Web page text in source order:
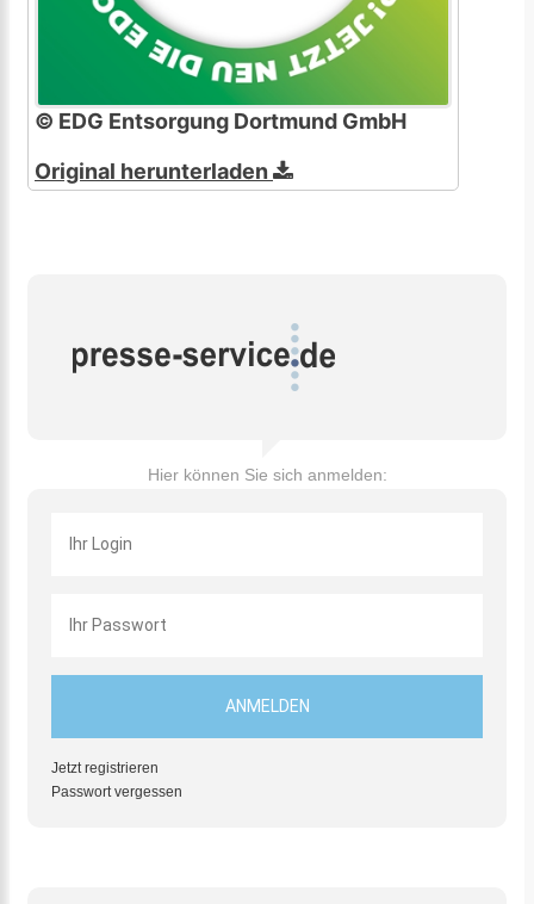
© EDG Entsorgung Dortmund GmbH
Original herunterladen
Hier können Sie sich anmelden:
Jetzt registrieren
Passwort vergessen